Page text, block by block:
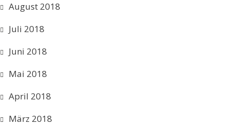
August 2018
Juli 2018
Juni 2018
Mai 2018
April 2018
März 2018